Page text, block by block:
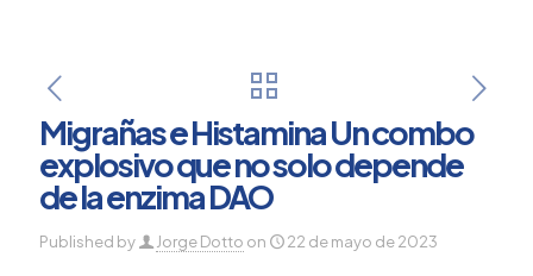
Migrañas e Histamina Un combo
explosivo que no solo depende
de la enzima DAO
Published by Jorge Dotto on 22 de mayo de 2023